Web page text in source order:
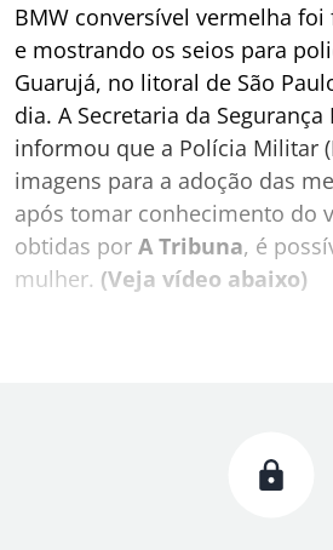
BMW conversível vermelha
e mostrando os seios para
Guarujá, no litoral de São
dia. A Secretaria da Segurança
informou que a Polícia Militar
imagens para a adoção das
após tomar conhecimento do
obtidas por A Tribuna, é
mulher. (Veja vídeo abaixo)